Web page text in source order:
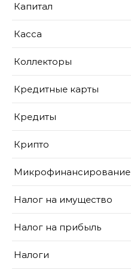
Капитал
Касса
Коллекторы
Кредитные карты
Кредиты
Крипто
Микрофинансирование
Налог на имущество
Налог на прибыль
Налоги